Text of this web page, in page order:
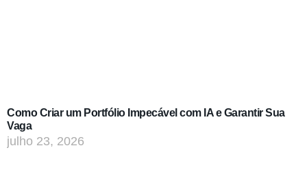
Como Criar um Portfólio Impecável com IA e Garantir Sua
Vaga
julho 23, 2026